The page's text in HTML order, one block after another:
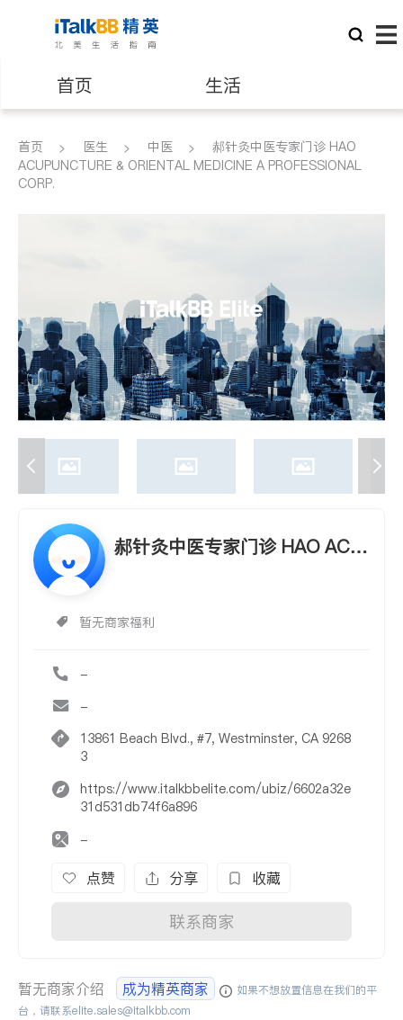
首页 生活
医生 律师
养老 非盈利组织
首页 医生 中医
郝针灸中医专家门诊 HAO
ACUPUNCTURE & ORIENTAL MEDICINE A PROFESSIONAL
CORP.
郝针灸中医专家门诊 HAO ACU
P.
暂无商家福利
-
-
13861 Beach Blvd., #7, Westminster, CA 9268
3
https://www.italkbbelite.com/ubiz/6602a32e
31d531db74f6a896
-
点赞 分享 收藏
联系商家
暂无商家介绍 成为精英商家
如果不想放置信息在我们的平
台，请联系elite.sales@italkbb.com